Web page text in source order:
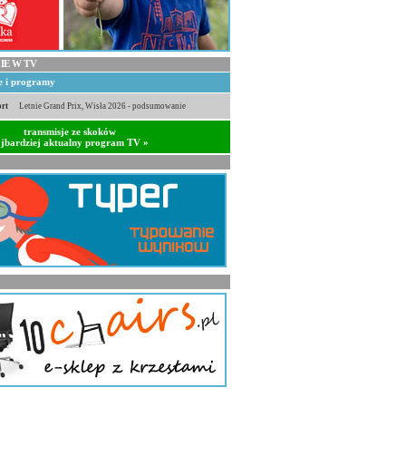
W TV
i programy
Letnie Grand Prix, Wisła 2026 - podsumowanie
transmisje ze skoków
aktualny program TV »